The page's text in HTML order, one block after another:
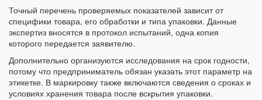
Точный перечень проверяемых показателей зависит от
специфики товара, его обработки и типа упаковки. Данные
экспертиз вносятся в протокол испытаний, одна копия
которого передается заявителю.
Дополнительно организуются исследования на срок годности,
потому что предприниматель обязан указать этот параметр на
этикетке. В маркировку также включаются сведения о сроках и
условиях хранения товара после вскрытия упаковки.